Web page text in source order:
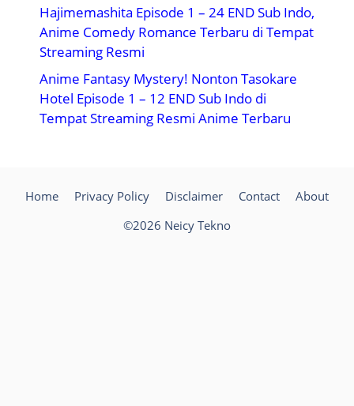
Hajimemashita Episode 1 – 24 END Sub Indo,
Anime Comedy Romance Terbaru di Tempat
Streaming Resmi
Anime Fantasy Mystery! Nonton Tasokare
Hotel Episode 1 – 12 END Sub Indo di
Tempat Streaming Resmi Anime Terbaru
Home Privacy Policy Disclaimer Contact
About
©2026 Neicy Tekno